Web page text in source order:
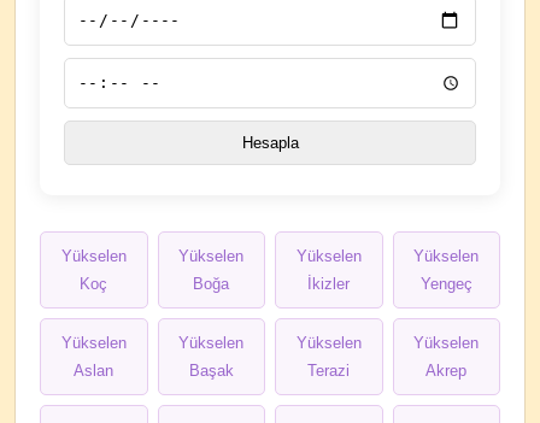
Yükselen
Koç
Yükselen
Boğa
Yükselen
İkizler
Yükselen
Yengeç
Yükselen
Aslan
Yükselen
Başak
Yükselen
Terazi
Yükselen
Akrep